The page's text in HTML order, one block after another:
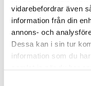
vidarebefordrar även
information från din
annons- och
Dessa kan i sin tur
information som du
SKU / artikelnummer:
Dokument
BR-DB-1.pdf